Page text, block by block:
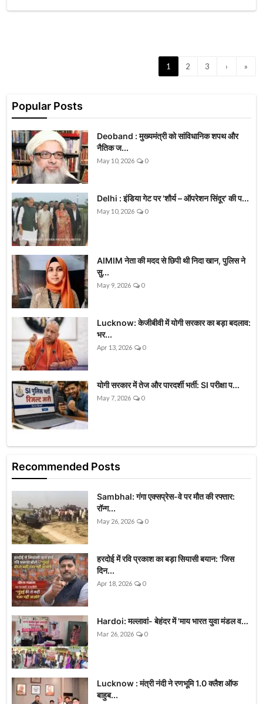
1 2 3 › »
Popular Posts
Deoband : मुख्यमंत्री को सांविधानिक शपथ और
नैतिक ज...
May 10, 2026 0
Delhi : इंडिया गेट पर 'शौर्य – ऑपरेशन सिंदूर' की प...
May 10, 2026 0
AIMIM नेता की मदद से छिपी थी निदा खान, पुलिस ने
सु...
May 9, 2026 0
Lucknow: केजीबीवी में योगी सरकार का बड़ा बदलाव:
भर...
Apr 13, 2026 0
योगी सरकार में तेज और पारदर्शी भर्ती: SI परीक्षा प...
May 7, 2026 0
Recommended Posts
Sambhal: गंगा एक्सप्रेस-वे पर मौत की रफ्तार:
रॉन्ग...
May 26, 2026 0
हरदोई में रवि प्रकाश का बड़ा सियासी बयान: 'जिस
दिन...
Apr 18, 2026 0
Hardoi: मल्लावां- बेहंदर में 'माय भारत युवा मंडल व...
Mar 26, 2026 0
Lucknow : मंत्री नंदी ने रणभूमि 1.0 क्लैश ऑफ
बाहुब...